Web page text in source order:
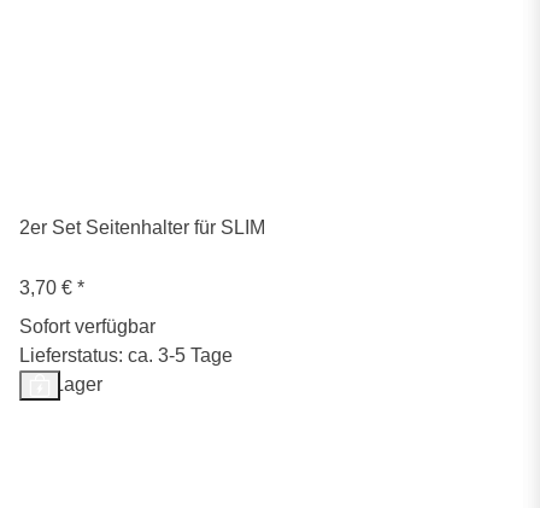
2er Set Seitenhalter für SLIM
3,70 € *
Sofort verfügbar
Lieferstatus: ca. 3-5 Tage
Auf Lager